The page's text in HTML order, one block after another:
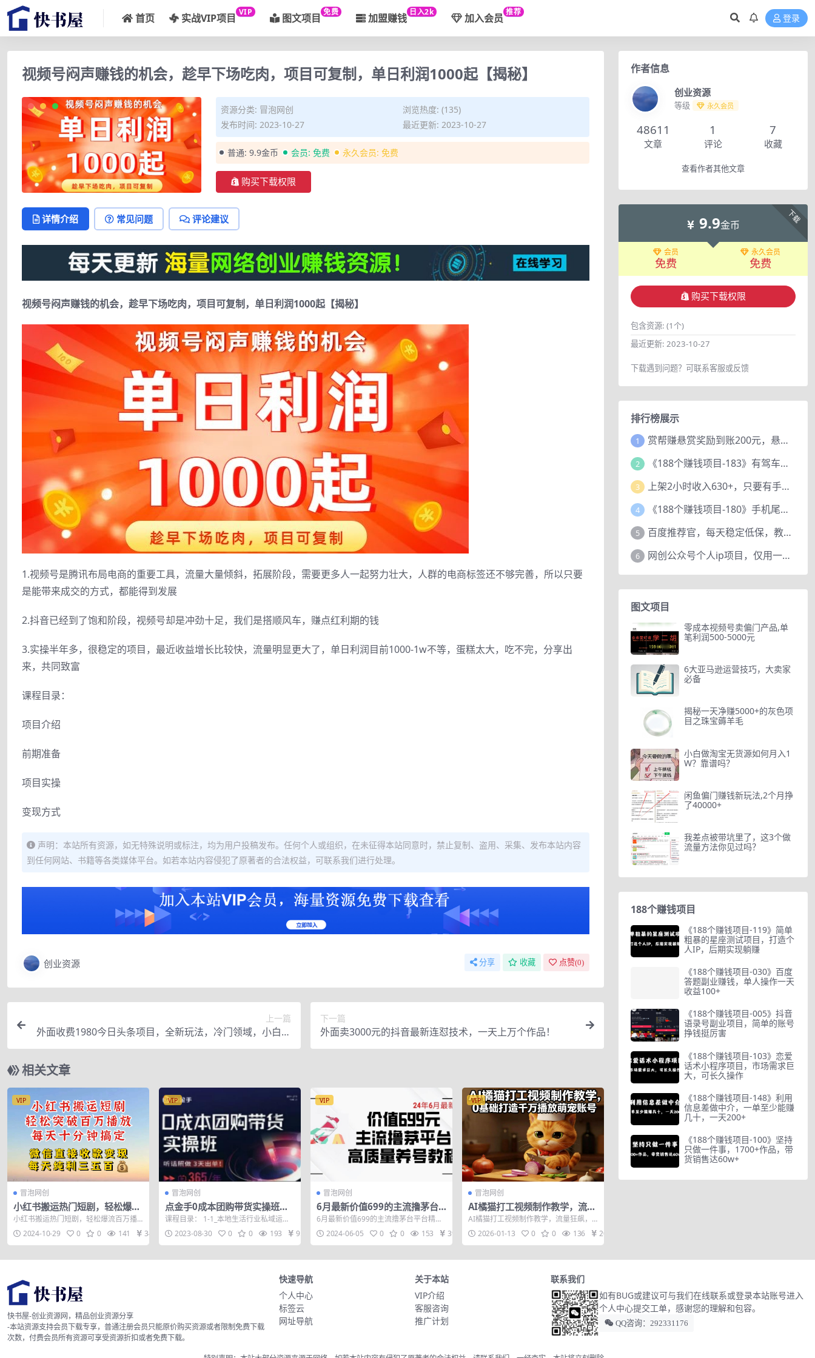
首页 实战VIP项目 VIP 图文项目 免费 加盟赚钱 日入2k 加入会员 推荐
登录
视频号闷声赚钱的机会，趁早下场吃肉，项目可复制，单日利润1000起【揭秘】
资源分类: 冒泡网创
浏览热度: (135)
发布时间: 2023-10-27
最近更新: 2023-10-27
普通: 9.9金币 会员: 免费 永久会员: 免费
购买下载权限
详情介绍 常见问题 评论建议
视频号闷声赚钱的机会，趁早下场吃肉，项目可复制，单日利润1000起【揭秘】
1.视频号是腾讯布局电商的重要工具，流量大量倾斜，拓展阶段，需要更多人一起努力壮大，人群的电商标签还不够完善，所以只要
是能带来成交的方式，都能得到发展
2.抖音已经到了饱和阶段，视频号却是冲劲十足，我们是搭顺风车，赚点红利期的钱
3.实操半年多，很稳定的项目，最近收益增长比较快，流量明显更大了，单日利润目前1000-1w不等，蛋糕太大，吃不完，分享出
来，共同致富
课程目录：
项目介绍
前期准备
项目实操
变现方式
声明：本站所有资源，如无特殊说明或标注，均为用户投稿发布。任何个人或组织，在未征得本站同意时，禁止复制、盗用、采集、发布本站内容
到任何网站、书籍等各类媒体平台。如若本站内容侵犯了原著者的合法权益，可联系我们进行处理。
创业资源 分享 收藏 点赞(0)
上一篇
外面收费1980今日头条项目，全新玩法，冷门领域，小白轻
松日入300＋【揭秘】
下一篇
外面卖3000元的抖音最新连怼技术，一天上万个作品！
相关文章
VIP
冒泡网创
小红书搬运热门短剧，轻松爆流
百万播放，每天引流几十人，搞
个大几百块真的很简单
小红书搬运热门短剧，轻松爆流百万播
放，每天引流几十人，搞个大几百块真
的很简单 今...
2024-10-29 0 0 141 34
VIP
冒泡网创
点金手0成本团购带货实操班，
听话照做3天出单
课程目录： 1-1_本地生活行业私域运营
红利.mp4 1-2_本地生活私域流量获...
2023-08-30 0 0 193 9.9
VIP
冒泡网创
6月最新价值699的主流撸茅台
平台精品养号下车攻略【揭秘】
6月最新价值699的主流撸茅台平台精品
养号下车攻略【揭秘】 项目介绍：涵盖i
茅台...2024-06-05 0 0 153 39
VIP
冒泡网创
AI橘猫打工视频制作教学，流量
狂飙，0基础打造千万播放萌宠
账号
AI橘猫打工视频制作教学，流量狂飙，0
基础打造千万播放萌宠账号 中英字幕 在
这个...2026-01-13 0 0 136 20
作者信息
创业资源
等级 永久会员
48611
文章
1
评论
7
收藏
查看作者其他文章
下载
9.9金币
会员
免费
永久会员
免费
购买下载权限
包含资源: (1个)
最近更新: 2023-10-27
下载遇到问题？可联系客服或反馈
排行榜展示
1 赏帮赚悬赏奖励到账200元，悬赏任务多劳多得，人人可做。
2 《188个赚钱项目-183》有驾车评项目，动动小手，复制粘贴赚44元！
3 上架2小时收入630+，只要有手就能做的AI搞钱项目，奶奶看完都能学会!
4 《188个赚钱项目-180》手机尾号测试评分项目，短视频直播日赚200+
5 百度推荐官，每天稳定低保，教程赠上
6 网创公众号个人ip项目，仅用一篇文章做到全网引流！
图文项目
零成本视频号卖偏门产品,单
笔利润500-5000元
6大亚马逊运营技巧，大卖家
必备
揭秘一天净赚5000+的灰色项
目之珠宝薅羊毛
小白做淘宝无货源如何月入1
W？靠谱吗？
闲鱼偏门赚钱新玩法,2个月挣
了40000+
我差点被带坑里了，这3个做
流量方法你见过吗？
188个赚钱项目
《188个赚钱项目-119》简单
粗暴的星座测试项目，打造个
人IP，后期实现躺赚
《188个赚钱项目-030》百度
答题副业赚钱，单人操作一天
收益100+
《188个赚钱项目-005》抖音
语录号副业项目，简单的账号
挣钱挺厉害
《188个赚钱项目-103》恋爱
话术小程序项目，市场需求巨
大，可长久操作
《188个赚钱项目-148》利用
信息差做中介，一单至少能赚
几十，一天200+
《188个赚钱项目-100》坚持
只做一件事，1700+作品，带
货销售达60w+
快书屋-创业资源网，精品创业资源分享
-本站资源支持会员下载专享，普通注册会员只能原价购买资源或者限制免费下载
次数，付费会员所有资源可享受资源折扣或者免费下载。
快速导航
个人中心
标签云
网址导航
关于本站
VIP介绍
客服咨询
推广计划
联系我们
如有BUG或建议可与我们在线联系或登录本站账号进入
个人中心提交工单，感谢您的理解和包容。
QQ咨询：292331176